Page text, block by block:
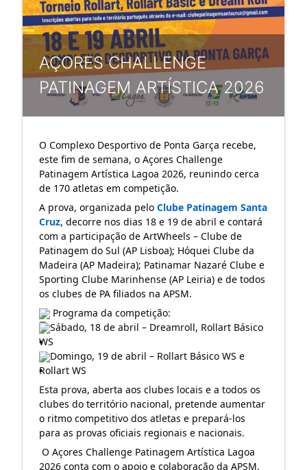
AÇORES CHALLENGE
PATINAGEM ARTÍSTICA 2026
O Complexo Desportivo de Ponta Garça recebe,
este fim de semana, o Açores Challenge
Patinagem Artística Lagoa 2026, reunindo cerca
de 170 atletas em competição.
A prova, organizada pelo Clube Patinagem Santa
Cruz, decorre nos dias 18 e 19 de abril e contará
com a participação de ArtWheels – Clube de
Patinagem do Sul (AP Lisboa); Hóquei Clube da
Madeira (AP Madeira); Patinamar Nazaré Clube e
Sporting Clube Marinhense (AP Leiria) e de todos
os clubes de PA filiados na APSM.
Programa da competição:
Sábado, 18 de abril – Dreamroll, Rollart Básico
WS
Domingo, 19 de abril – Rollart Básico WS e
Rollart WS
Esta prova, aberta aos clubes locais e a todos os
clubes do território nacional, pretende aumentar
o ritmo competitivo dos atletas e prepará-los
para as provas oficiais regionais e nacionais.
2026 conta com o apoio e colaboração da APSM.